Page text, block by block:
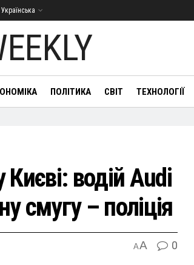
Українська
ПОЛІТИКА СВІТ ТЕХНОЛОГІЇ
водій Audi
смугу – поліція
AA 0